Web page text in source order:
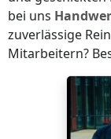
bei uns
zuverlässige
Mitarbeitern?